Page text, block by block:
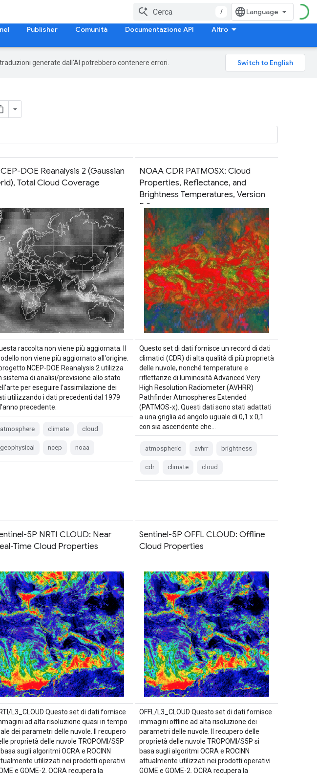
/
Publisher Comunità Documentazione API Altro
generate dall'AI potrebbero contenere errori.
DOE Reanalysis 2 (Gaussian
Total Cloud Coverage
raccolta non viene più aggiornata. Il
non viene più aggiornato all'origine.
progetto NCEP-DOE Reanalysis 2 utilizza
sistema di analisi/previsione allo stato
per eseguire l'assimilazione dei
utilizzando i dati precedenti dal 1979
precedente.
atmosphere climate cloud
geophysical ncep noaa
NOAA CDR PATMOSX: Cloud
Properties, Reflectance, and
Brightness Temperatures, Version
5.3
Questo set di dati fornisce un record di dati
climatici (CDR) di alta qualità di più proprietà
delle nuvole, nonché temperature e
riflettanze di luminosità Advanced Very
High Resolution Radiometer (AVHRR)
Pathfinder Atmospheres Extended
(PATMOS-x). Questi dati sono stati adattati
a una griglia ad angolo uguale di 0,1 x 0,1
con sia ascendente che…
atmospheric avhrr brightness
cdr climate cloud
5P NRTI CLOUD: Near
Time Cloud Properties
L3_CLOUD Questo set di dati fornisce
ad alta risoluzione quasi in tempo
dei parametri delle nuvole. Il recupero
proprietà delle nuvole TROPOMI/S5P
sugli algoritmi OCRA e ROCINN
utilizzati nei prodotti operativi
e GOME-2. OCRA recupera la
Sentinel-5P OFFL CLOUD: Offline
Cloud Properties
OFFL/L3_CLOUD Questo set di dati fornisce
immagini offline ad alta risoluzione dei
parametri delle nuvole. Il recupero delle
proprietà delle nuvole TROPOMI/S5P si
basa sugli algoritmi OCRA e ROCINN
attualmente utilizzati nei prodotti operativi
GOME e GOME-2. OCRA recupera la